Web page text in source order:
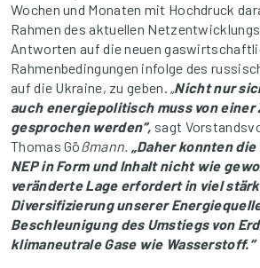
Wochen und Monaten mit Hochdruck
Rahmen des aktuellen
Antworten auf die neuen
Rahmenbedingungen infolge des
auf die Ukraine, zu geben. „Nicht nur
auch energiepolitisch muss von einer
gesprochen werden“, sagt
Thomas Gößmann. „Daher konnten
NEP in Form und Inhalt nicht wie
veränderte Lage erfordert in viel
Diversifizierung unserer
Beschleunigung des Umstiegs von
klimaneutrale Gase wie Wasserstoff.“